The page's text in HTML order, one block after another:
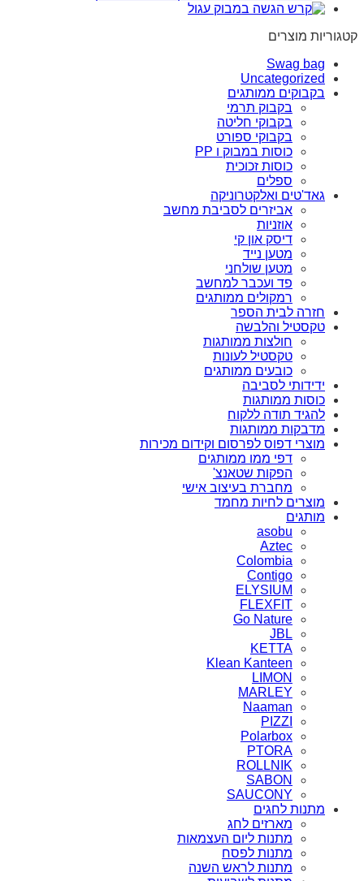
קטגוריות מוצרים
Swag bag
Uncategorized
בקבוקים ממותגים
בקבוק תרמי
בקבוקי חליטה
בקבוקי ספורט
כוסות במבוק ו PP
כוסות זכוכית
ספלים
גאד'טים ואלקטרוניקה
אביזרים לסביבת מחשב
אוזניות
דיסק און קי
מטען נייד
מטען שולחני
פד ועכבר למחשב
רמקולים ממותגים
חזרה לבית הספר
טקסטיל והלבשה
חולצות ממותגות
טקסטיל לעונות
כובעים ממותגים
ידידותי לסביבה
כוסות ממותגות
להגיד תודה ללקוח
מדבקות ממותגות
מוצרי דפוס לפרסום וקידום מכירות
דפי ממו ממותגים
הפקות שטאנצ'
מחברת בעיצוב אישי
מוצרים לחיות מחמד
מותגים
asobu
Aztec
Colombia
Contigo
ELYSIUM
FLEXFIT
Go Nature
JBL
KETTA
Klean Kanteen
LIMON
MARLEY
Naaman
PIZZI
Polarbox
PTORA
ROLLNIK
SABON
SAUCONY
מתנות לחגים
מארזים לחג
מתנות ליום העצמאות
מתנות לפסח
מתנות לראש השנה